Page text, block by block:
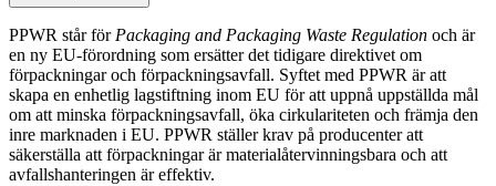
PPWR står för Packaging and Packaging Waste Regulation och är
en ny EU-förordning som ersätter det tidigare direktivet om
förpackningar och förpackningsavfall. Syftet med PPWR är att
skapa en enhetlig lagstiftning inom EU för att uppnå uppställda mål
om att minska förpackningsavfall, öka cirkulariteten och främja den
inre marknaden i EU. PPWR ställer krav på producenter att
säkerställa att förpackningar är materialåtervinningsbara och att
avfallshanteringen är effektiv.